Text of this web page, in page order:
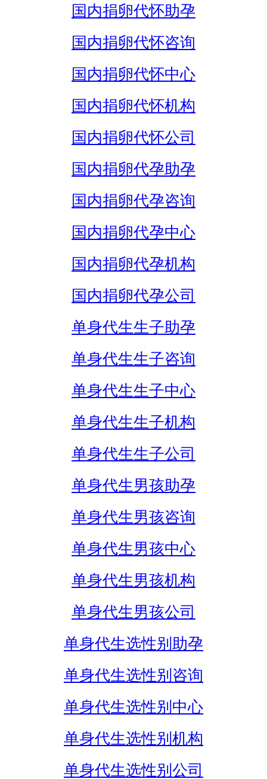
国内捐卵代怀助孕
国内捐卵代怀咨询
国内捐卵代怀中心
国内捐卵代怀机构
国内捐卵代怀公司
国内捐卵代孕助孕
国内捐卵代孕咨询
国内捐卵代孕中心
国内捐卵代孕机构
国内捐卵代孕公司
单身代生生子助孕
单身代生生子咨询
单身代生生子中心
单身代生生子机构
单身代生生子公司
单身代生男孩助孕
单身代生男孩咨询
单身代生男孩中心
单身代生男孩机构
单身代生男孩公司
单身代生选性别助孕
单身代生选性别咨询
单身代生选性别中心
单身代生选性别机构
单身代生选性别公司